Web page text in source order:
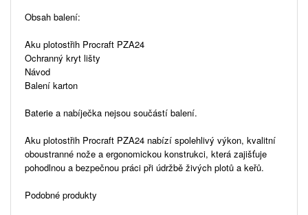
Obsah balení:
Aku plotostřih Procraft PZA24
Ochranný kryt lišty
Návod
Balení karton
Baterie a nabíječka nejsou součástí balení.
Aku plotostřih Procraft PZA24 nabízí spolehlivý výkon, kvalitní
oboustranné nože a ergonomickou konstrukci, která zajišťuje
pohodlnou a bezpečnou práci při údržbě živých plotů a keřů.
Podobné produkty